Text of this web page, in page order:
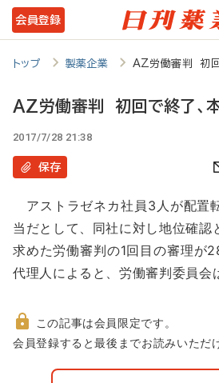
メ
イ
ン
テ
動
会員登録
トップ 製薬企業 AZ労働審判 初回
AZ労働審判 初回で終了、
2017/7/28 21:38
保存
アストラゼネカ社員3人が配置
当だとして、同社に対し地位確認
求めた労働審判の1回目の審理が
代理人によると、労働審判委員
非
この記事は会員限定です。
会員登録すると最後までお読みいただ